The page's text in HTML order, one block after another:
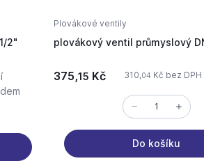
2"
Plovákové ventily
plovákový ventil průmyslový
375,15 Kč 310,04 Kč bez DPH
Do košíku